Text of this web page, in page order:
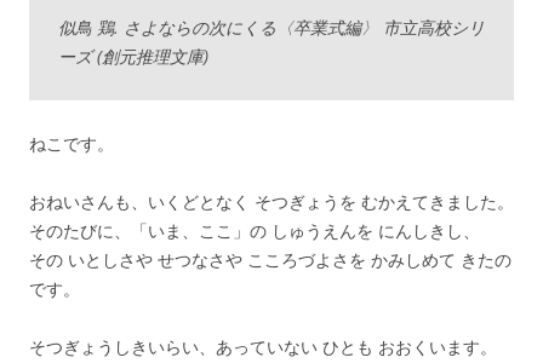
似鳥 鶏. さよならの次にくる〈卒業式編〉 市立高校シリ
ーズ (創元推理文庫)
ねこです。
おねいさんも、いくどとなく そつぎょうを むかえてきました。
そのたびに、「いま、ここ」の しゅうえんを にんしきし、
その いとしさや せつなさや こころづよさを かみしめて きたの
です。
そつぎょうしきいらい、あっていない ひとも おおくいます。